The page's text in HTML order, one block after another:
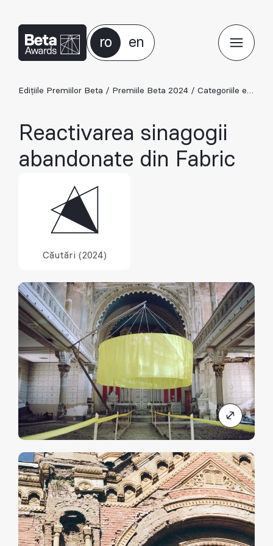
ro en
Edițiile Premiilor Beta / Premiile Beta 2024 / Categoriile ediției 2024
Reactivarea sinagogii
abandonate din Fabric
Căutări (2024)